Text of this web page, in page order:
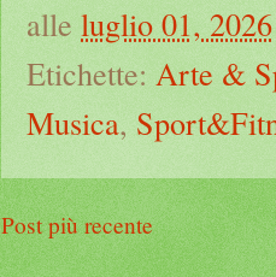
alle luglio 01, 2026
Etichette: Arte &
Musica,
Post più recente